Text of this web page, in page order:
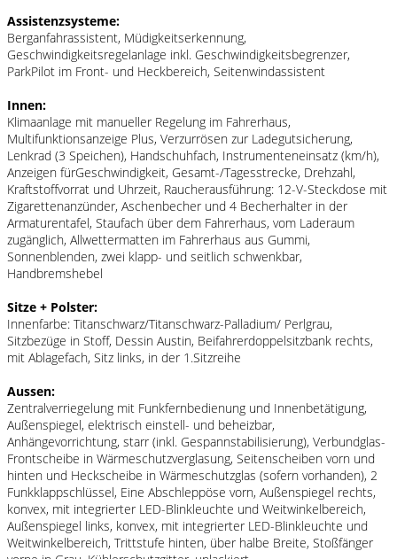
Assistenzsysteme:
Berganfahrassistent, Müdigkeitserkennung,
Geschwindigkeitsregelanlage inkl. Geschwindigkeitsbegrenzer,
ParkPilot im Front- und Heckbereich, Seitenwindassistent
Innen:
Klimaanlage mit manueller Regelung im Fahrerhaus,
Multifunktionsanzeige Plus, Verzurrösen zur Ladegutsicherung,
Lenkrad (3 Speichen), Handschuhfach, Instrumenteneinsatz (km/h),
Anzeigen fürGeschwindigkeit, Gesamt-/Tagesstrecke, Drehzahl,
Kraftstoffvorrat und Uhrzeit, Raucherausführung: 12-V-Steckdose mit
Zigarettenanzünder, Aschenbecher und 4 Becherhalter in der
Armaturentafel, Staufach über dem Fahrerhaus, vom Laderaum
zugänglich, Allwettermatten im Fahrerhaus aus Gummi,
Sonnenblenden, zwei klapp- und seitlich schwenkbar,
Handbremshebel
Sitze + Polster:
Innenfarbe: Titanschwarz/Titanschwarz-Palladium/ Perlgrau,
Sitzbezüge in Stoff, Dessin Austin, Beifahrerdoppelsitzbank rechts,
mit Ablagefach, Sitz links, in der 1.Sitzreihe
Aussen:
Zentralverriegelung mit Funkfernbedienung und Innenbetätigung,
Außenspiegel, elektrisch einstell- und beheizbar,
Anhängevorrichtung, starr (inkl. Gespannstabilisierung), Verbundglas-
Frontscheibe in Wärmeschutzverglasung, Seitenscheiben vorn und
hinten und Heckscheibe in Wärmeschutzglas (sofern vorhanden), 2
Funkklappschlüssel, Eine Abschleppöse vorn, Außenspiegel rechts,
konvex, mit integrierter LED-Blinkleuchte und Weitwinkelbereich,
Außenspiegel links, konvex, mit integrierter LED-Blinkleuchte und
Weitwinkelbereich, Trittstufe hinten, über halbe Breite, Stoßfänger